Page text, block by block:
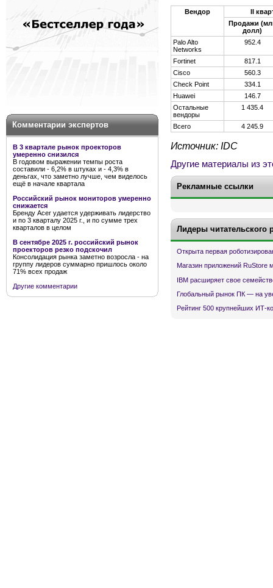
Комментарии экспертов
В 3 квартале рынок проекторов
умеренно снизился
В годовом выражении темпы роста
составили - 6,2% в штуках и - 4,3% в
деньгах, что заметно лучше, чем виделось
ещё в начале квартала
Российский рынок мониторов умеренно
снижается
Бренду Acer удается удерживать лидерство
и по 3 кварталу 2025 г., и по сумме трех
кварталов в целом
В сентябре 2025 г. российский рынок
проекторов резко подскочил
Консолидация рынка заметно возросла - на
группу лидеров суммарно пришлось около
71% всех продаж
Другие комментарии
Вендор
II
Продажи
долл)
Palo Alto
Networks
952.4
Fortinet
817.1
Cisco
560.3
Check Point
334.1
Huawei
146.7
Остальные
вендоры
1 435.4
Всего 4 245.9
Источник: IDC
Другие материалы из
Рекламные ссылки
Лидеры читательского
Открыта первая
Магазин приложений RuStore
IBM расширяет свое
Глобальный рынок ПК — на
Рейтинг 500 крупнейших ИТ-